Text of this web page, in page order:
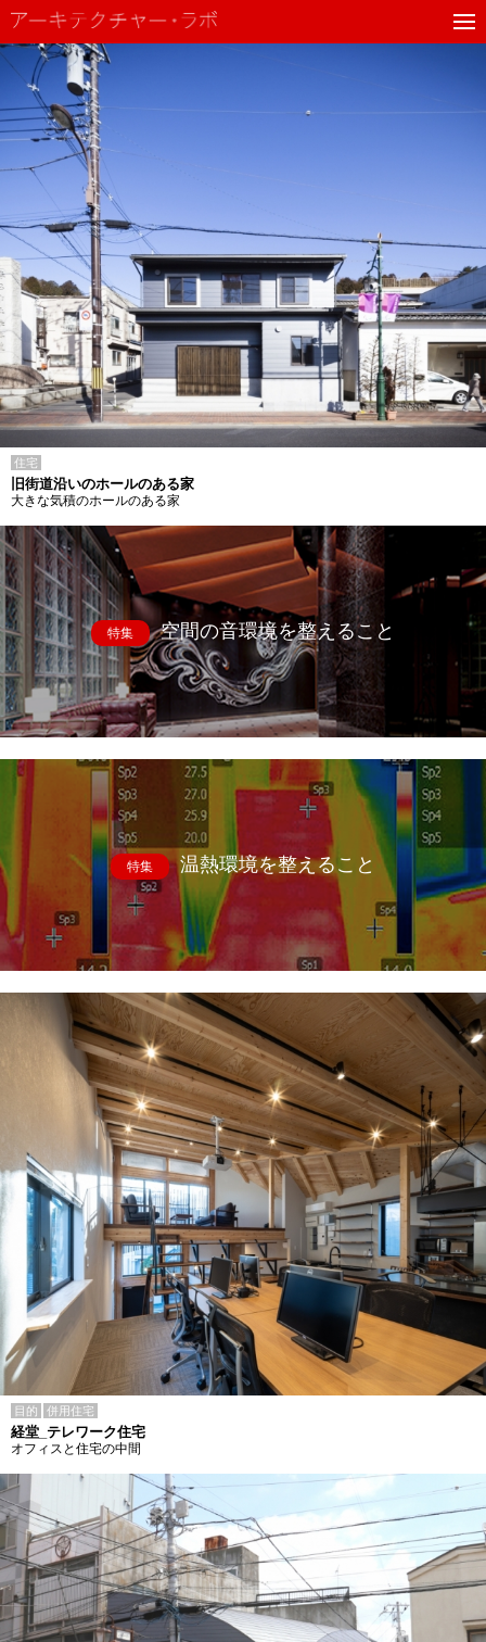
住宅
旧街道沿いのホールのある家
大きな気積のホールのある家
特集 空間の音環境を整えること
特集 温熱環境を整えること
目的 併用住宅
経堂_テレワーク住宅
オフィスと住宅の中間